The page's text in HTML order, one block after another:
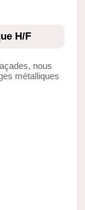
H/F
nous
métalliques